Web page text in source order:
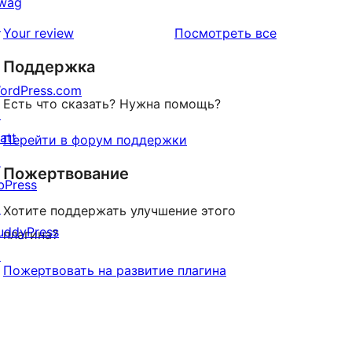
отзыв
1-
звездный
Your review Посмотреть всеотзывы
Поддержка
Есть что сказать? Нужна помощь?
Перейти в форум поддержки
Пожертвование
Хотите поддержать улучшение этого
плагина?
Пожертвовать на развитие плагина